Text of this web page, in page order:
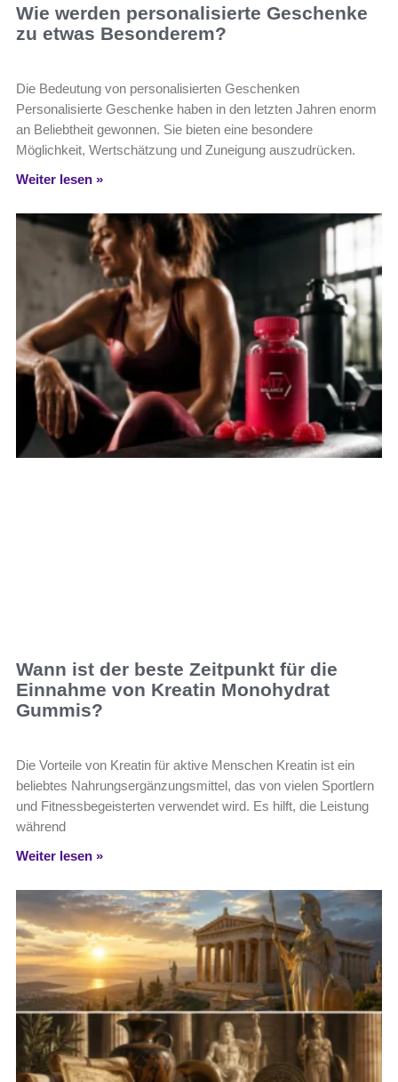
Wie werden personalisierte Geschenke
zu etwas Besonderem?
Die Bedeutung von personalisierten Geschenken
Personalisierte Geschenke haben in den letzten Jahren enorm
an Beliebtheit gewonnen. Sie bieten eine besondere
Möglichkeit, Wertschätzung und Zuneigung auszudrücken.
Weiter lesen »
Wann ist der beste Zeitpunkt für die
Einnahme von Kreatin Monohydrat
Gummis?
Die Vorteile von Kreatin für aktive Menschen Kreatin ist ein
beliebtes Nahrungsergänzungsmittel, das von vielen Sportlern
und Fitnessbegeisterten verwendet wird. Es hilft, die Leistung
während
Weiter lesen »